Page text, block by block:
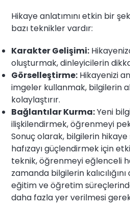
Hikaye anlatımını etkin bir
bazı teknikler vardır:
Karakter Gelişimi:
oluşturmak, dinleyicilerin
Görselleştirme: Hikayenizi
imgeler kullanmak, bilgilerin
kolaylaştırır.
Bağlantılar Kurma:Yeni
ilişkilendirmek, öğrenmeyi
Sonuç olarak, bilgilerin hikaye
hafızayı güçlendirmek için
teknik, öğrenmeyi eğlenceli
zamanda bilgilerin kalıcılığını
eğitim ve öğretim
daha fazla yer verilmesi